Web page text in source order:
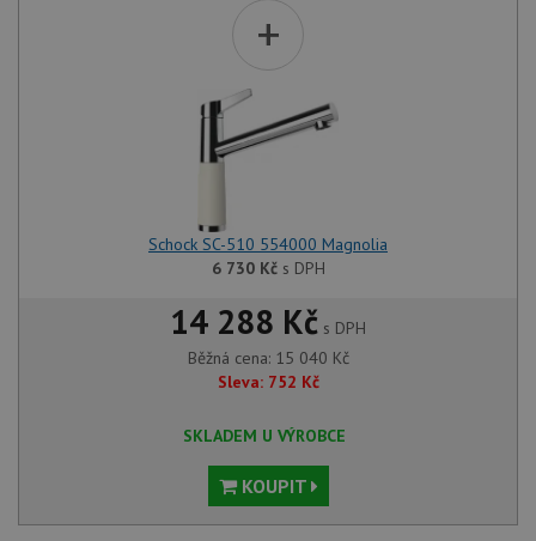
+
Schock SC-510 554000 Magnolia
6 730 Kčs DPH
14 288 Kč s DPH
Běžná cena: 15 040 Kč
Sleva: 752 Kč
SKLADEM U VÝROBCE
KOUPIT